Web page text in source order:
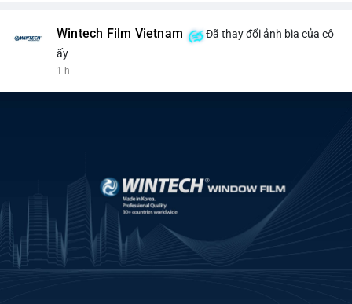
Wintech Film Vietnam
Đã thay đổi ảnh bìa của cô
ấy
1 h